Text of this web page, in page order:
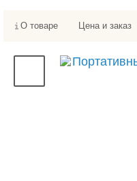
О товаре Цена и заказ